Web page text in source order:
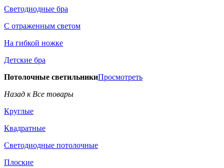
Светодиодные бра
С отраженным светом
На гибкой ножке
Детские бра
Потолочные светильникиПросмотреть
Назад к Все товары
Круглые
Квадратные
Светодиодные потолочные
Плоские